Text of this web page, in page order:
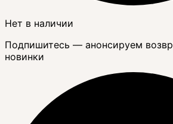
Нет в наличии
Подпишитесь — анонсируем
новинки